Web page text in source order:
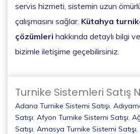
servis hizmeti, sistemin uzun
çalışmasını sağlar. Kütahya
çözümleri hakkında detaylı bilgi
bizimle iletişime geçebilirsiniz.
Turnike Sistemleri Satış
Adana Turnike Sistemi Satışı,
Satışı, Afyon Turnike Sistemi Satışı,
Satışı, Amasya Turnike Sistemi Satışı,